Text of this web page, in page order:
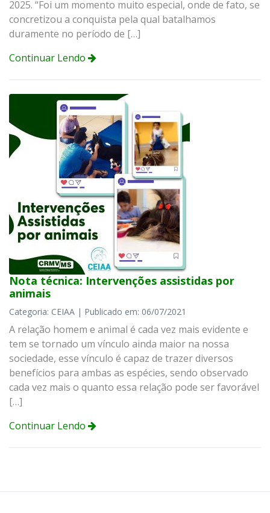
2025. “Foi um momento muito especial, onde de fato, se
concretizou a conquista pela qual batalhamos
duramente no período de […]
Continuar Lendo
Nota técnica: Intervenções assistidas por
animais
Categoria: CEIAA | Publicado em: 06/07/2021
A relação homem e animal é cada vez mais evidente e
tem se tornado um vínculo ainda maior na nossa
sociedade, esse vínculo é capaz de trazer diversos
benefícios para ambas as espécies, sendo observado
cada vez mais o quanto essa relação pode ser favorável
[…]
Continuar Lendo